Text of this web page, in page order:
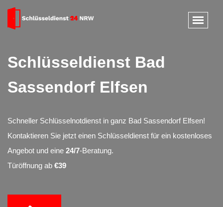
Schlüsseldienst Bad
Sassendorf Elfsen
Schneller Schlüsselnotdienst in ganz Bad Sassendorf Elfsen!
Kontaktieren Sie jetzt einen Schlüsseldienst für ein kostenloses
Angebot und eine 24/7-Beratung.
Türöffnung ab €39